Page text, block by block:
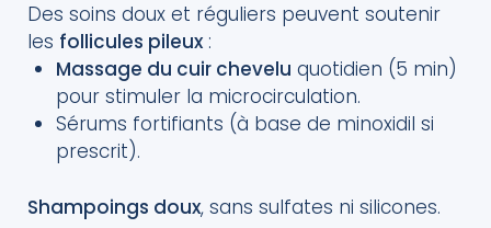
Des soins doux et réguliers peuvent soutenir
les follicules pileux :
Massage du cuir chevelu quotidien (5 min)
pour stimuler la microcirculation.
Sérums fortifiants (à base de minoxidil si
prescrit).
Shampoings doux, sans sulfates ni silicones.